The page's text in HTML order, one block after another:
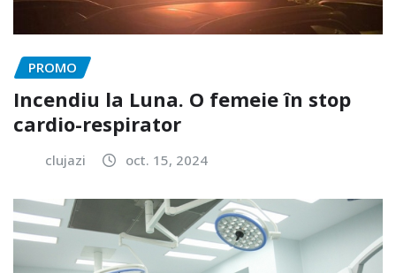
PROMO
Incendiu la Luna. O femeie în stop
cardio-respirator
clujazi oct. 15, 2024